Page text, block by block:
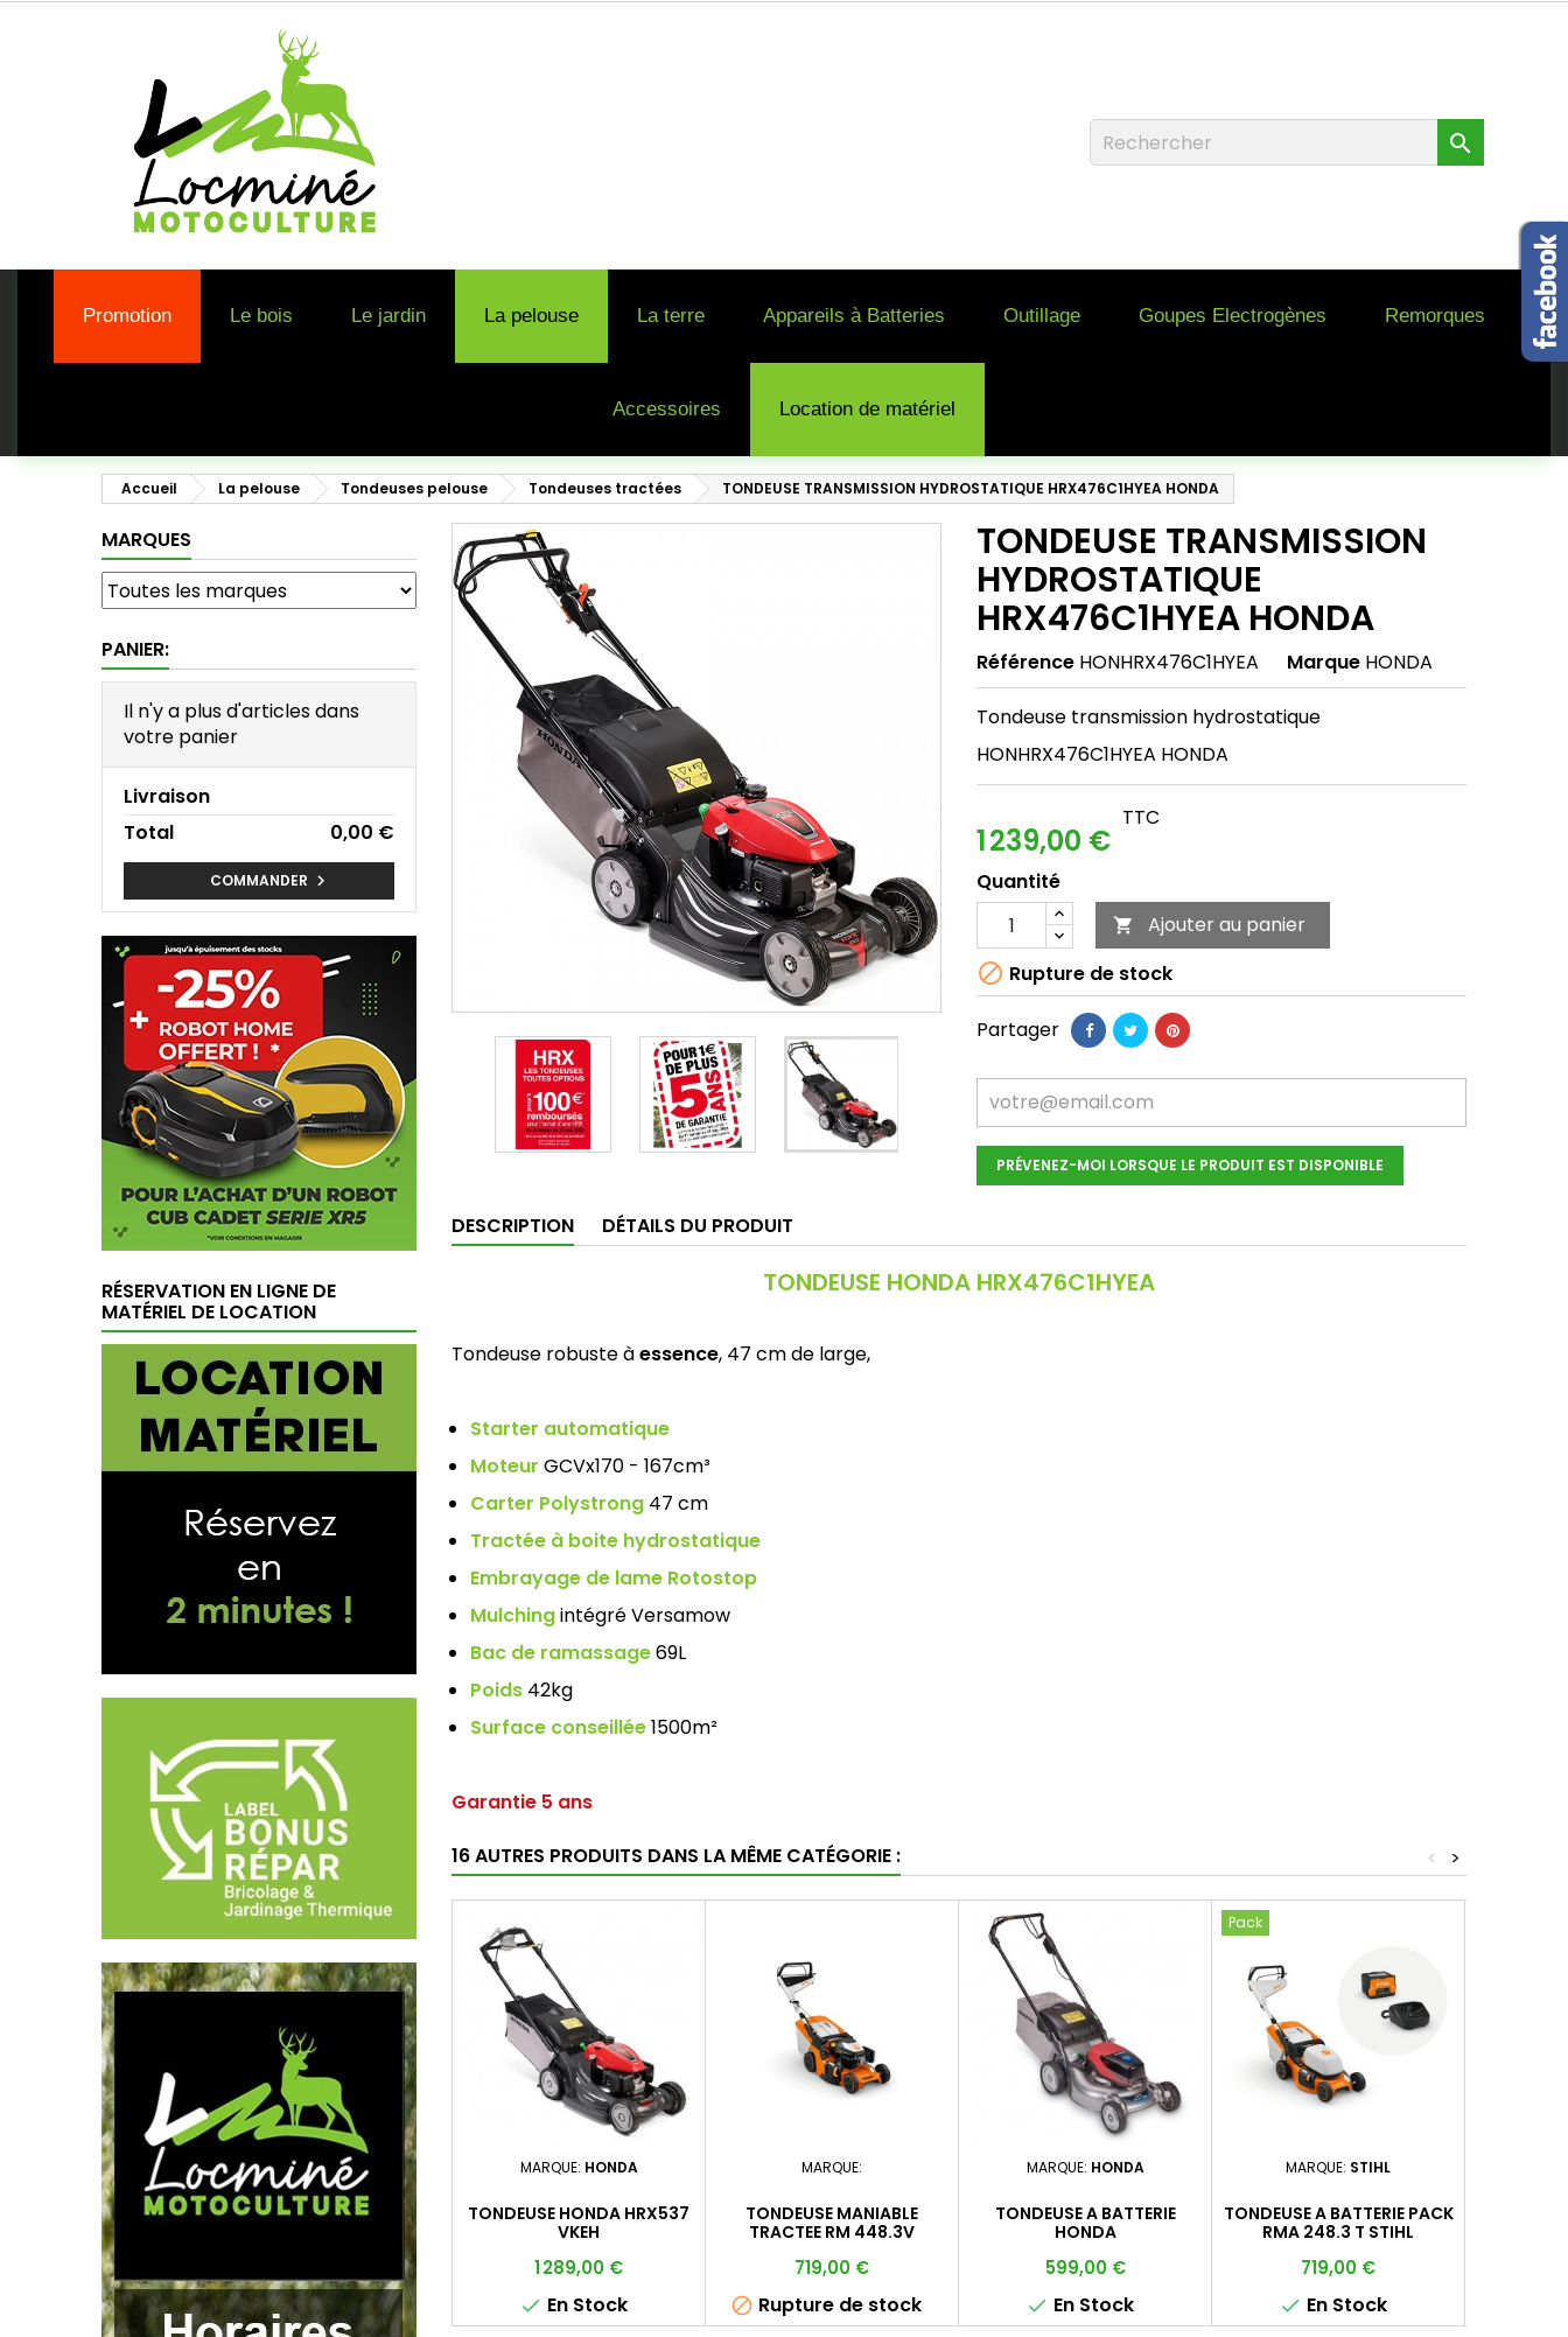

Promotion Le bois Le jardin La pelouse La terre Appareils à Batteries Outillage Goupes Electrogènes Remorques
Accessoires Location de matériel
Accueil La pelouse Tondeuses pelouse Tondeuses tractées TONDEUSE TRANSMISSION HYDROSTATIQUE HRX476C1HYEA HONDA
MARQUES
PANIER:
Il n'y a plus d'articles dans
votre panier
Livraison
Total
0,00 €
COMMANDER 
RÉSERVATION EN LIGNE DE
MATÉRIEL DE LOCATION
TONDEUSE TRANSMISSION
HYDROSTATIQUE
HRX476C1HYEA HONDA
Référence HONHRX476C1HYEA Marque HONDA
Tondeuse transmission hydrostatique
HONHRX476C1HYEA HONDA
1 239,00 €
TTC
Quantité
 Ajouter au panier
 Rupture de stock
Partager
PRÉVENEZ-MOI LORSQUE LE PRODUIT EST DISPONIBLE
DESCRIPTION DÉTAILS DU PRODUIT
TONDEUSE HONDA HRX476C1HYEA
Tondeuse robuste àessence, 47 cm de large,
Starter automatique
Moteur GCVx170 - 167cm³
Carter Polystrong 47 cm
Tractée à boite hydrostatique
Embrayage de lame Rotostop
Mulchingintégré Versamow
Bac de ramassage69L
Poids 42kg
Surface conseillée1500m²
Garantie 5 ans
16 AUTRES PRODUITS DANS LA MÊME CATÉGORIE :
>
<
MARQUE: HONDA
TONDEUSE HONDA HRX537
VKEH
Prix
1 289,00 €
 En Stock
MARQUE:
TONDEUSE MANIABLE
TRACTEE RM 448.3V
Prix
719,00 €
 Rupture de stock
MARQUE: HONDA
TONDEUSE A BATTERIE
HONDA
Prix
599,00 €
 En Stock
Pack
MARQUE: STIHL
TONDEUSE A BATTERIE PACK
RMA 248.3 T STIHL
Prix
719,00 €
 En Stock